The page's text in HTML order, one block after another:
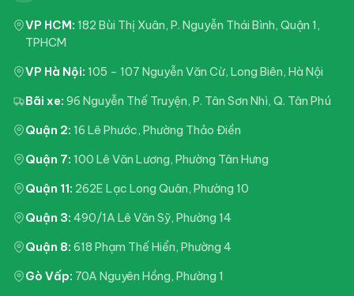
VP HCM: 182 Bùi Thị Xuân, P. Nguyễn Thái Bình, Quận 1,
TPHCM
VP Hà Nội: 105 – 107 Nguyễn Văn Cừ, Long Biên, Hà Nội
Bãi xe: 96 Nguyễn Thế Truyện, P. Tân Sơn Nhì, Q. Tân Phú
Quận 2: 16 Lê Phước, Phường Thảo Điền
Quận 7: 100 Lê Văn Lương, Phường Tân Hưng
Quận 11: 262E Lạc Long Quân, Phường 10
Quận 3: 490/1A Lê Văn Sỹ, Phường 14
Quận 8: 618 Phạm Thế Hiển, Phường 4
Gò Vấp: 70A Nguyên Hồng, Phường 1